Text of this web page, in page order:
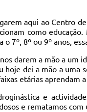
aqui ao Centro
como
7º, 8º ou 9º anos,
darem a mão a um
hoje dei a mão a
etárias aprendam
e
e rematamos